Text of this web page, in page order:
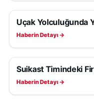
GÜNDEM
Uçak Yolculuğunda
Haberin Detayı →
GÜNDEM
Suikast Timindeki
Haberin Detayı →